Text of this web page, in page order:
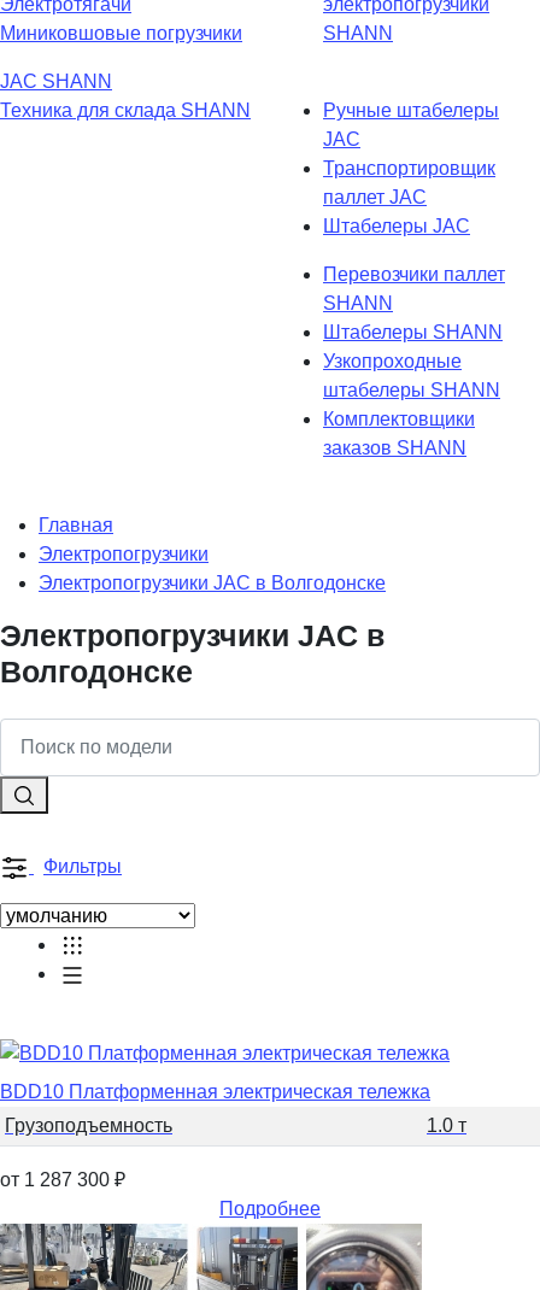
Электротягачи
Миниковшовые погрузчики
электропогрузчики
SHANN
JAC SHANN
Техника для склада SHANN
Ручные штабелеры
JAC
Транспортировщик
паллет JAC
Штабелеры JAC
Перевозчики паллет
SHANN
Штабелеры SHANN
Узкопроходные
штабелеры SHANN
Комплектовщики
заказов SHANN
Главная
Электропогрузчики
Электропогрузчики JAC в Волгодонске
Электропогрузчики JAC в
Волгодонске
Фильтры
BDD10 Платформенная электрическая тележка
Грузоподъемность
1.0 т
от 1 287 300 ₽
Подробнее